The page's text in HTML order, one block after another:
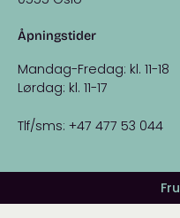
Åpningstider
Mandag-Fredag: kl. 11-18
Lørdag: kl. 11-17
Tlf/sms: +47 477 53 044